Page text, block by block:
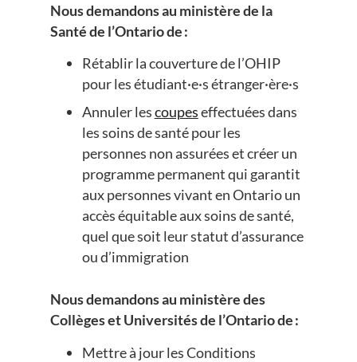
Nous demandons au ministère de la
Santé de l’Ontario de :
Rétablir la couverture de l’OHIP
pour les étudiant·e·s étranger·ère·s
Annuler lescoupeseffectuées dans
les soins de santé pour les
personnes non assurées et créer un
programme permanent qui garantit
aux personnes vivant en Ontario un
accès équitable aux soins de santé,
quel que soit leur statut d’assurance
ou d’immigration
Nous demandons au ministère des
Collèges et Universités de l’Ontario de :
Mettre à jour les Conditions